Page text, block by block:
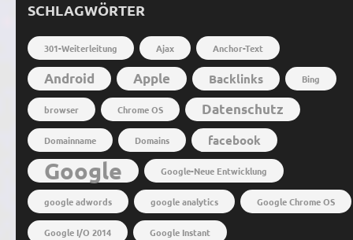
SCHLAGWÖRTER
301-Weiterleitung Ajax Anchor-Text
Android Apple Backlinks Bing
browser Chrome OS Datenschutz
Domainname Domains facebook
Google Google-Neue Entwicklung
google adwords google analytics Google Chrome OS
Google I/O 2014 Google Instant